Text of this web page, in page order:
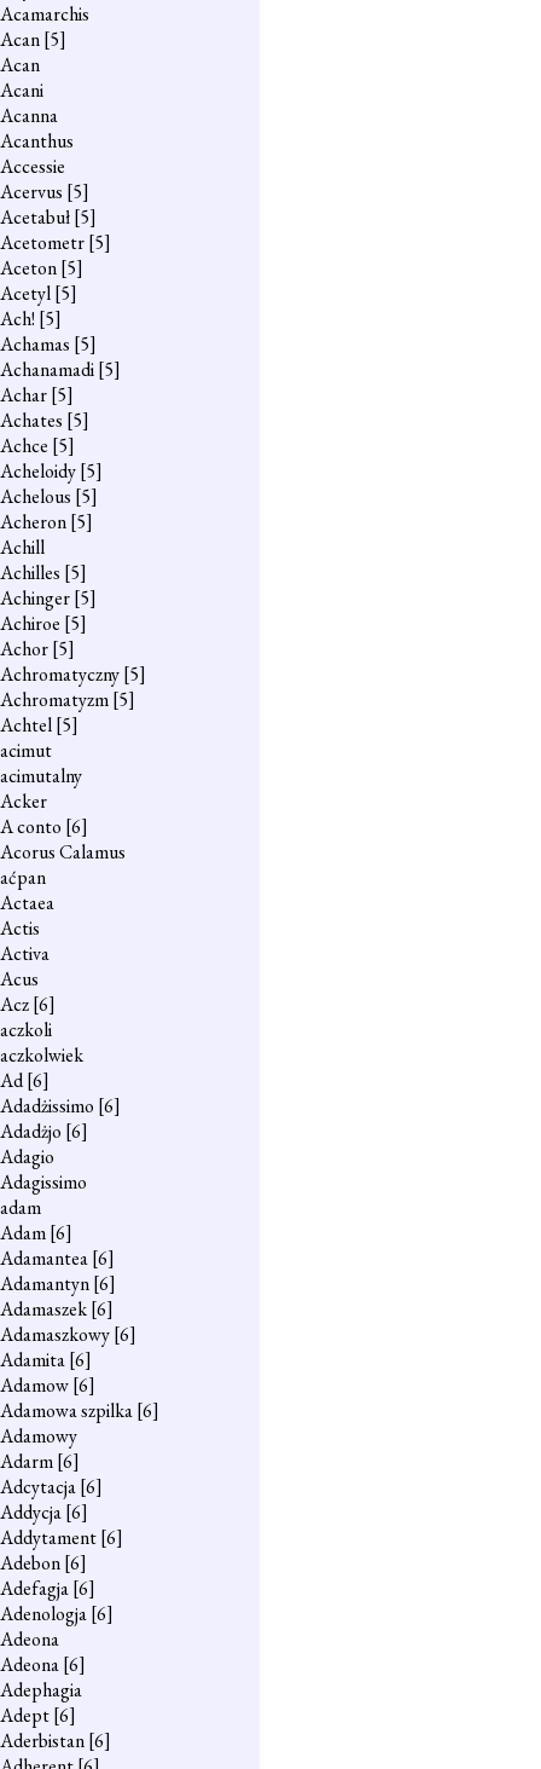
Acamarchis
Acan[5]
Acan
Acani
Acanna
Acanthus
Accessie
Acervus [5]
Acetabuł[5]
Acetometr[5]
Aceton[5]
Acetyl[5]
Ach! [5]
Achamas [5]
Achanamadi[5]
Achar[5]
Achates [5]
Achce [5]
Acheloidy[5]
Achelous [5]
Acheron[5]
Achill
Achilles [5]
Achinger[5]
Achiroe [5]
Achor[5]
Achromatyczny[5]
Achromatyzm[5]
Achtel[5]
acimut
acimutalny
Acker
A conto [6]
Acorus Calamus
aćpan
Actaea
Actis
Activa
Acus
Acz[6]
aczkoli
aczkolwiek
Ad[6]
Adadżissimo [6]
Adadżjo [6]
Adagio
Adagissimo
adam
Adam[6]
Adamantea[6]
Adamantyn[6]
Adamaszek[6]
Adamaszkowy[6]
Adamita[6]
Adamow[6]
Adamowa szpilka[6]
Adamowy
Adarm[6]
Adcytacja[6]
Addycja[6]
Addytament[6]
Adebon[6]
Adefagja[6]
Adenologja[6]
Adeona
Adeona[6]
Adephagia
Adept[6]
Aderbistan[6]